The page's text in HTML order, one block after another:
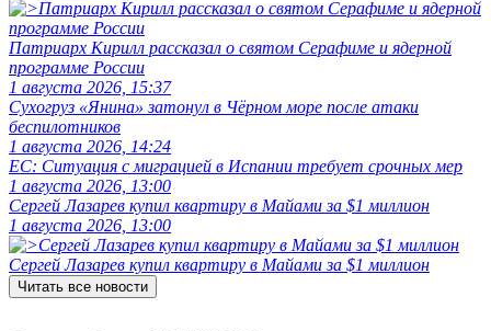
Патриарх Кирилл рассказал о святом Серафиме и ядерной
программе России
1 августа 2026, 15:37
Сухогруз «Янина» затонул в Чёрном море после атаки
беспилотников
1 августа 2026, 14:24
ЕС: Ситуация с миграцией в Испании требует срочных мер
1 августа 2026, 13:00
Сергей Лазарев купил квартиру в Майами за $1 миллион
1 августа 2026, 13:00
Сергей Лазарев купил квартиру в Майами за $1 миллион
Читать все новости